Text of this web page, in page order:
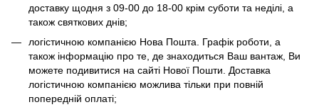
доставку щодня з 09-00 до 18-00 крім суботи та неділі, а
також святкових днів;
логістичною компанією Нова Пошта. Графік роботи, а
також інформацію про те, де знаходиться Ваш вантаж, Ви
можете подивитися на сайті Нової Пошти. Доставка
логістичною компанією можлива тільки при повній
попередній оплаті;